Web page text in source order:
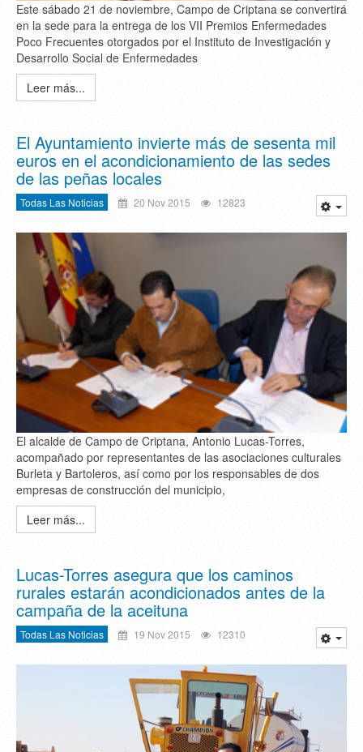
Este sábado 21 de noviembre, Campo de Criptana se convertirá
en la sede para la entrega de los VII Premios Enfermedades
Poco Frecuentes otorgados por el Instituto de Investigación y
Desarrollo Social de Enfermedades
Leer más...
El Ayuntamiento invierte más de sesenta mil
euros en el acondicionamiento de las sedes
de las peñas locales
Todas Las Noticias 20 Nov 2015 12823
El alcalde de Campo de Criptana, Antonio Lucas-Torres,
acompañado por representantes de las asociaciones culturales
Burleta y Bartoleros, así como por los responsables de dos
empresas de construcción del municipio,
Leer más...
Lucas-Torres asegura que los caminos
rurales estarán acondicionados antes de la
campaña de la aceituna
Todas Las Noticias 19 Nov 2015 12310